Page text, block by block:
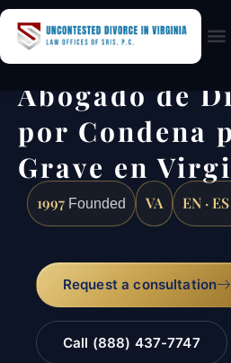
Abogado de
por Condena
Grave en
1997 Founded VA EN · ES
Request a consultation
Call (888) 437-7747